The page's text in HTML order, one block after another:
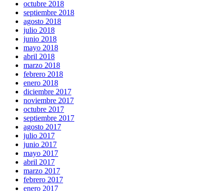
octubre 2018
septiembre 2018
agosto 2018
julio 2018
junio 2018
mayo 2018
abril 2018
marzo 2018
febrero 2018
enero 2018
diciembre 2017
noviembre 2017
octubre 2017
septiembre 2017
agosto 2017
julio 2017
junio 2017
mayo 2017
abril 2017
marzo 2017
febrero 2017
enero 2017